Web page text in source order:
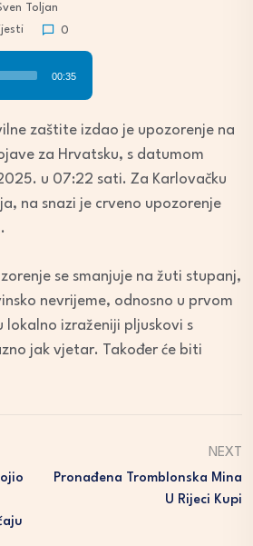
Toljan
0
00:35
zaštite izdao je upozorenje na
za Hrvatsku, s datumom
u 07:22 sati. Za Karlovačku
na snazi je crveno upozorenje
se smanjuje na žuti stupanj,
nevrijeme, odnosno u prvom
lokalno izraženiji pljuskovi s
jak vjetar. Također će biti
NEXT
Pronađena Tromblonska Mina
U Rijeci Kupi